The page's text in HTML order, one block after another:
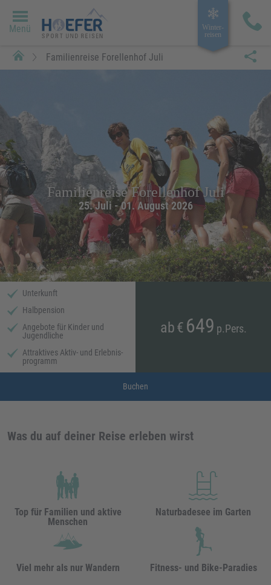
Menü
Winter­
reisen
Familienreise Forellenhof Juli
Familienreise Forellenhof Juli
25. Juli - 01. August 2026
ab€ 649 p.Pers.
Unterkunft
Halb­pension
Angebote für Kinder und
Jugendliche
Attraktives Aktiv- und Erlebnis­
programm
Buchen
Was du auf deiner Reise erleben wirst
Top für Familien und aktive
Menschen
Naturbadesee im Garten
Viel mehr als nur Wandern Fitness- und Bike-Paradies